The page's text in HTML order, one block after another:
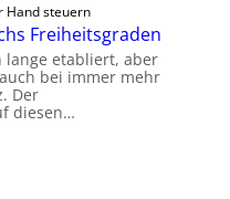
Hand steuern
Freiheitsgraden
lange etabliert, aber
bei immer mehr
Der
diesen…